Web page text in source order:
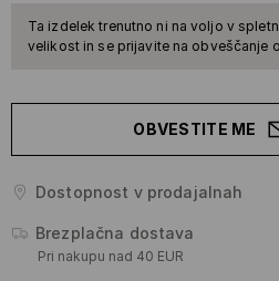
Ta izdelek trenutno ni na voljo v
velikost in se prijavite na obveščanje
OBVESTITE ME
Dostopnost v prodajalnah
Brezplačna dostava
Pri nakupu nad 40 EUR